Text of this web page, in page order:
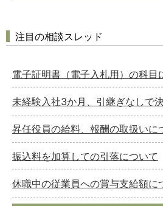
注目の相談スレッド
電子証明書（電子入札用）の科目
未経験入社3か月、引継ぎなしで
昇任役員の給料、報酬の取扱いに
振込料を加算しての引落について
休職中の従業員への賞与支給額に